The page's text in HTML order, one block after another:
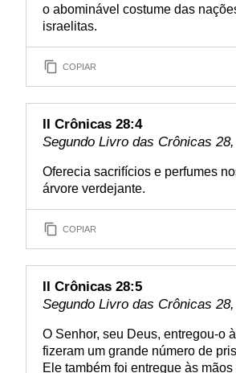
o abominável costume das
israelitas.
COPIAR
II Crônicas 28:4
Segundo Livro das Crônicas
Oferecia sacrifícios e perfumes
árvore verdejante.
COPIAR
II Crônicas 28:5
Segundo Livro das Crônicas
O Senhor, seu Deus, entregou-o
fizeram um grande número de
Ele também foi entregue às